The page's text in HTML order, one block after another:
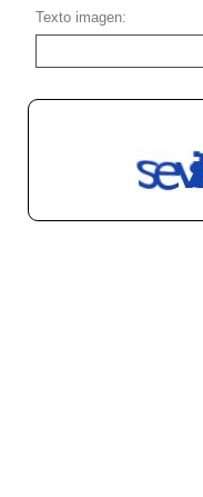
Texto imagen